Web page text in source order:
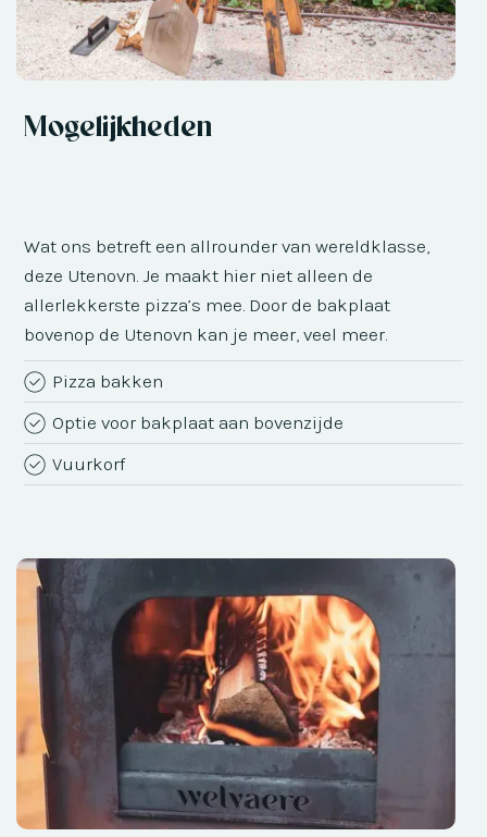
Mogelijkheden
Wat ons betreft een allrounder van wereldklasse,
deze Utenovn. Je maakt hier niet alleen de
allerlekkerste pizza’s mee. Door de bakplaat
bovenop de Utenovn kan je meer, veel meer.
Pizza bakken
Optie voor bakplaat aan bovenzijde
Vuurkorf